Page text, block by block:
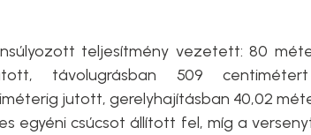
teljesítmény vezetett: 80
távolugrásban 509
jutott, gerelyhajításban 40,02
egyéni csúcsot állított fel, míg a